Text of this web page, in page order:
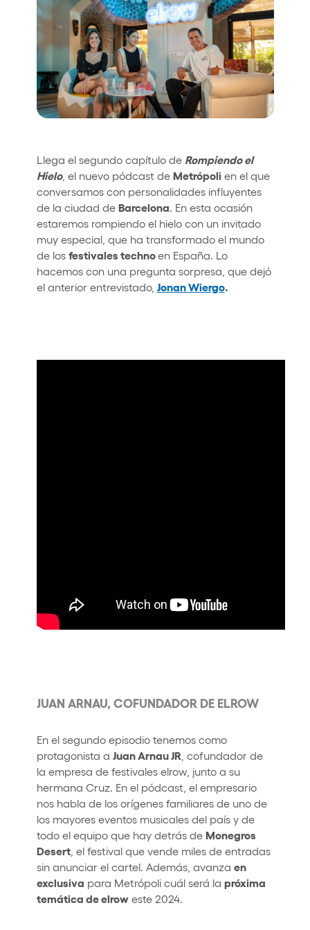
Quienes somos
¿Quieres trabajar con nosotros?
elrow News
Política de Privacidad
Política de Cookies
Llega el segundo capítulo de Rompiendo el
Hielo, el nuevo pódcast de Metrópolien el que
conversamos con personalidades influyentes
de la ciudad de Barcelona. En esta ocasión
estaremos rompiendo el hielo con un invitado
muy especial, que ha transformado el mundo
de los festivales technoen España. Lo
hacemos con una pregunta sorpresa, que dejó
el anterior entrevistado, Jonan Wiergo.
JUAN ARNAU, COFUNDADOR DE ELROW
En el segundo episodio tenemos como
protagonista a Juan Arnau JR , cofundador de
la empresa de festivales elrow, junto a su
hermana Cruz. En el pódcast, el empresario
nos habla de los orígenes familiares de uno de
los mayores eventos musicales del país y de
todo el equipo que hay detrás de Monegros
Desert, el festival que vende miles de entradas
sin anunciar el cartel. Además, avanza en
exclusiva para Metrópoli cuál será la próxima
temática de elroweste 2024.